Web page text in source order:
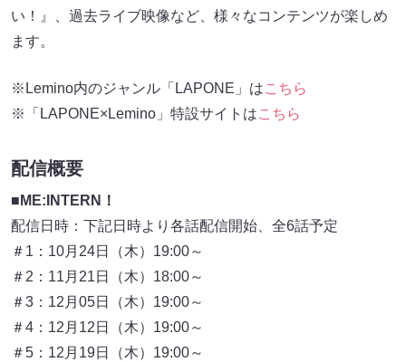
い！』、過去ライブ映像など、様々なコンテンツが楽しめ
ます。
※Lemino内のジャンル「LAPONE」はこちら
※「LAPONE×Lemino」特設サイトはこちら
配信概要
■ME:INTERN！
配信日時：下記日時より各話配信開始、全6話予定
＃1：10月24日（木）19:00～
＃2：11月21日（木）18:00～
＃3：12月05日（木）19:00～
＃4：12月12日（木）19:00～
＃5：12月19日（木）19:00～